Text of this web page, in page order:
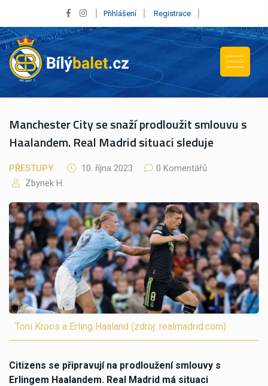
Přihlášení Registrace
Manchester City se snaží prodloužit smlouvu s
Haalandem. Real Madrid situaci sleduje
PŘESTUPY 10. října 2023
0 Komentářů
Zbynek H.
Toni Kroos a Erling Haaland (zdroj: realmadrid.com)
Citizens se připravují na prodloužení smlouvy s
Erlingem Haalandem. Real Madrid má situaci